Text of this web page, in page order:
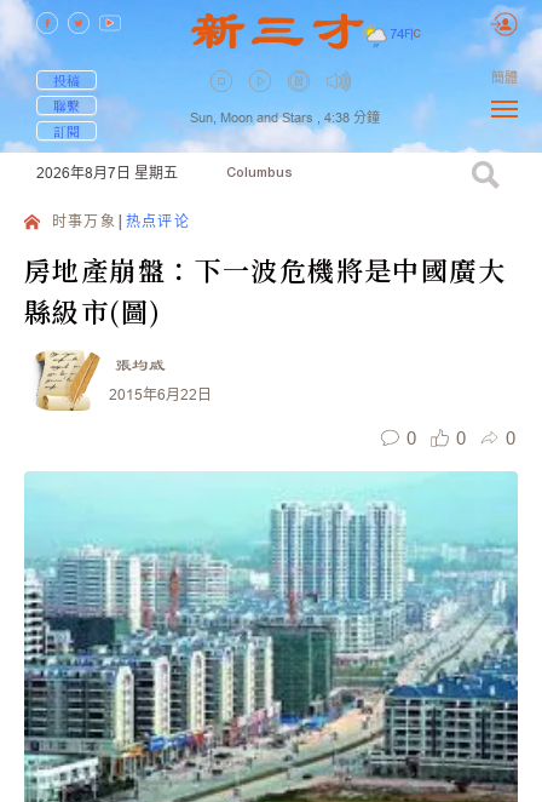
74F| C
投稿
聯繫
訂閱
Sun, Moon and Stars , 4:38 分鐘
簡體
2026年8月7日 星期五 Columbus
时事万象 热点评论
房地產崩盤：下一波危機將是中國廣大
縣級市(圖)
張均威
2015年6月22日
0 0 0